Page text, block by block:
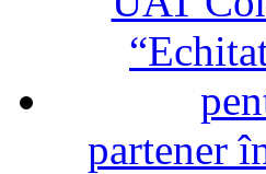
partener